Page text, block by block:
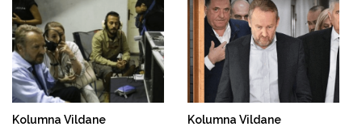
Kolumna Vildane
Kolumna Vildane